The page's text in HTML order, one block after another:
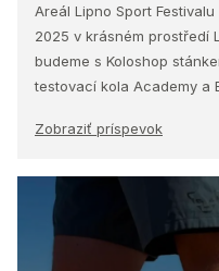
Areál Lipno Sport
2025 v krásném prostředí
budeme s Koloshop
testovací kola Academy a
Zobraziť príspevok